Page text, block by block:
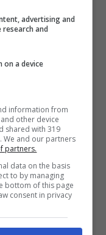
advertising and
and
on a device
information from
other device
shared with 319
We and our partners
partners.
data on the basis
to by managing
bottom of this page
consent in privacy